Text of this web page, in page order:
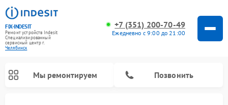
FIX-INDESIT
Ремонт устройств Indesit
Специализированный
cервисный центр г.
Челябинск
+7 (351) 200-70-49
Ежедневно с 9:00 до 21:00
Мы ремонтируем Позвонить